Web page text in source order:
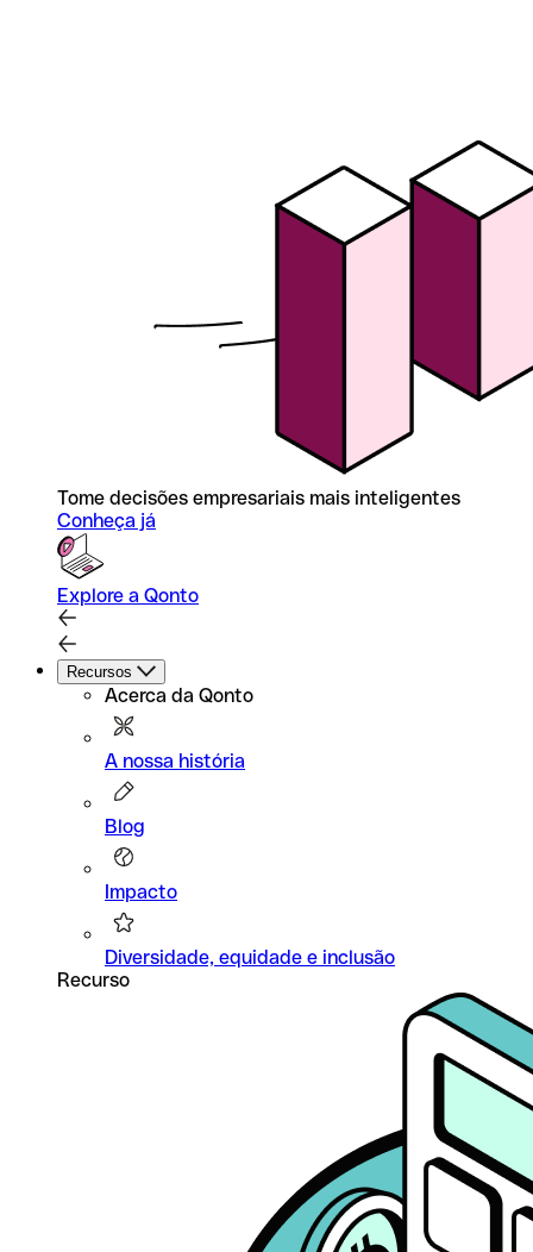
Tome decisões empresariais mais inteligentes
Conheça já
Explore a Qonto
Recursos
Acerca da Qonto
A nossa história
Blog
Impacto
Diversidade, equidade e inclusão
Recurso